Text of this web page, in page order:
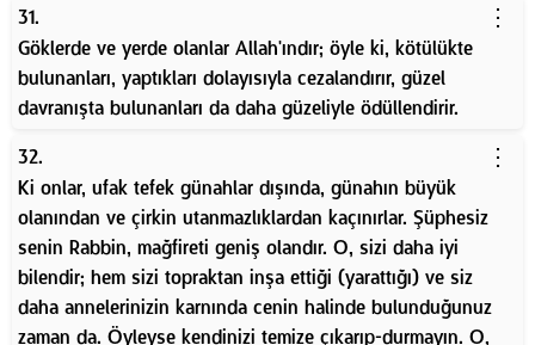
31. ⋮
Göklerde ve yerde olanlar Allah'ındır; öyle ki, kötülükte
bulunanları, yaptıkları dolayısıyla cezalandırır, güzel
davranışta bulunanları da daha güzeliyle ödüllendirir.
32. ⋮
Ki onlar, ufak tefek günahlar dışında, günahın büyük
olanından ve çirkin utanmazlıklardan kaçınırlar. Şüphesiz
senin Rabbin, mağfireti geniş olandır. O, sizi daha iyi
bilendir; hem sizi topraktan inşa ettiği (yarattığı) ve siz
daha annelerinizin karnında cenin halinde bulunduğunuz
zaman da. Öyleyse kendinizi temize çıkarıp-durmayın. O,